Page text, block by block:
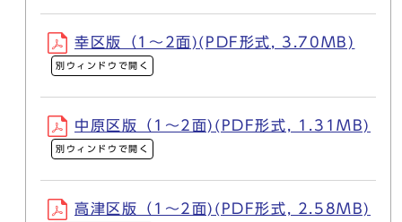
幸区版（1～2面)(PDF形式, 3.70MB)
別ウィンドウで開く
中原区版（1～2面)(PDF形式, 1.31MB)
別ウィンドウで開く
高津区版（1～2面)(PDF形式, 2.58MB)